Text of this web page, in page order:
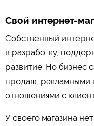
Свой интернет-
Собственный
в разработку,
развитие. Но бизнес
продаж, рекламными
отношениями с
У своего магазина